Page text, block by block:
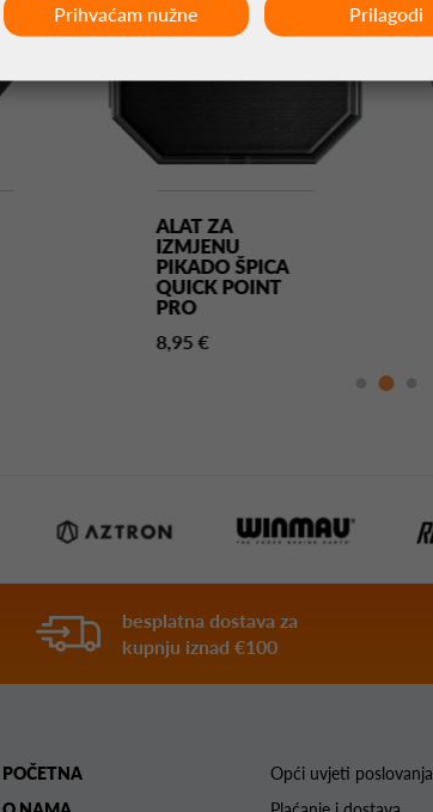
ALAT ZA
IZMJENU
PIKADO ŠPICA
QUICK POINT
PRO
8,95 €
besplatna dostava za
kupnju iznad €100
POČETNA
Opći uvjeti poslovanja
Prihvaćam nužne Prilagodi